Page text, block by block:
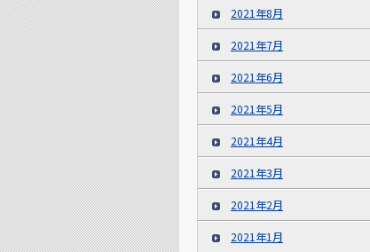
2021年8月
2021年7月
2021年6月
2021年5月
2021年4月
2021年3月
2021年2月
2021年1月